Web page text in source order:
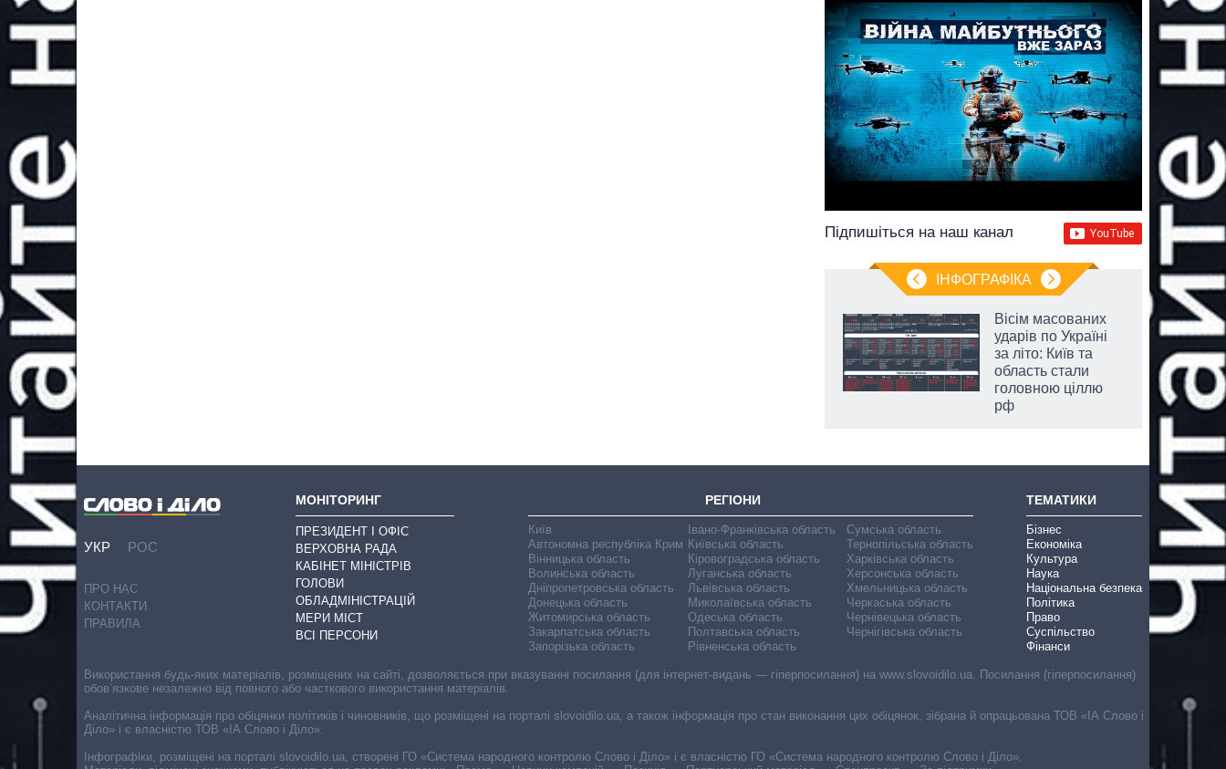
Підпишіться на наш канал
ІНФОГРАФІКА
Вісім масованих
ударів по Україні
за літо: Київ та
область стали
головною ціллю
рф
УКР РОС
ПРО НАС
КОНТАКТИ
ПРАВИЛА
МОНІТОРИНГ
ПРЕЗИДЕНТ І ОФІС
ВЕРХОВНА РАДА
КАБІНЕТ МІНІСТРІВ
ГОЛОВИ
ОБЛАДМІНІСТРАЦІЙ
МЕРИ МІСТ
ВСІ ПЕРСОНИ
РЕГІОНИ
Київ
Автономна республіка Крим
Вінницька область
Волинська область
Дніпропетровська область
Донецька область
Житомирська область
Закарпатська область
Запорізька область
Івано-Франківська область
Київська область
Кіровоградська область
Луганська область
Львівська область
Миколаївська область
Одеська область
Полтавська область
Рівненська область
Сумська область
Тернопільська область
Харківська область
Херсонська область
Хмельницька область
Черкаська область
Чернівецька область
Чернігівська область
ТЕМАТИКИ
Бізнес
Економіка
Культура
Наука
Національна безпека
Політика
Право
Суспільство
Фінанси
Використання будь-яких матеріалів, розміщених на сайті, дозволяється при вказуванні посилання (для інтернет-видань — гіперпосилання) на www.slovoidilo.ua. Посилання (гіперпосилання)
обов’язкове незалежно від повного або часткового використання матеріалів.
Аналітична інформація про обіцянки політиків і чиновників, що розміщені на порталі slovoidilo.ua, а також інформація про стан виконання цих обіцянок, зібрана й опрацьована ТОВ «ІА Слово і
Діло» і є власністю ТОВ «ІА Слово і Діло».
Інфографіки, розміщені на порталі slovoidilo.ua, створені ГО «Система народного контролю Слово і Діло» і є власністю ГО «Система народного контролю Слово і Діло».